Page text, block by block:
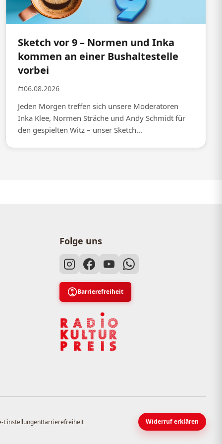
Sketch vor 9 – Normen und Inka
kommen an einer Bushaltestelle
vorbei
06.08.2026
Jeden Morgen treffen sich unsere Moderatoren
Inka Klee, Normen Sträche und Andy Schmidt für
den gespielten Witz – unser Sketch...
Folge uns
Barrierefreiheit
EinstellungenBarrierefreiheit Widerruf erklären